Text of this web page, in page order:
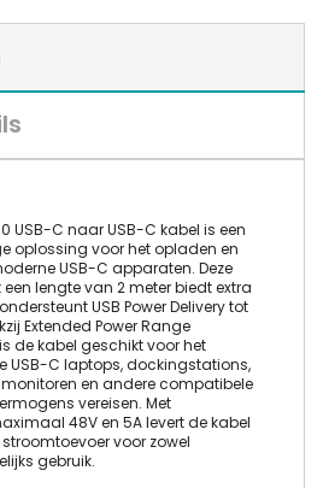
USB-C naar USB-C kabel is een
oplossing voor het opladen en
USB-C apparaten. Deze
lengte van 2 meter biedt extra
USB Power Delivery tot
Extended Power Range
de kabel geschikt voor het
USB-C laptops, dockingstations,
en andere compatibele
vereisen. Met
48V en 5A levert de kabel
voor zowel
gebruik.